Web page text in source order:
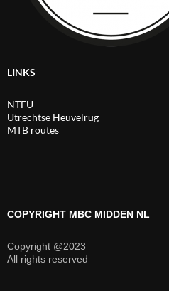
LINKS
NTFU
Utrechtse Heuvelrug
MTB routes
COPYRIGHT MBC MIDDEN NL
Copyright @2023
All rights reserved